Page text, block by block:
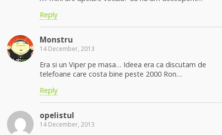
Reply
Monstru
14 December, 2013
Era si un Viper pe masa… Ideea era ca discutam de
telefoane care costa bine peste 2000 Ron…
Reply
opelistul
14 December, 2013